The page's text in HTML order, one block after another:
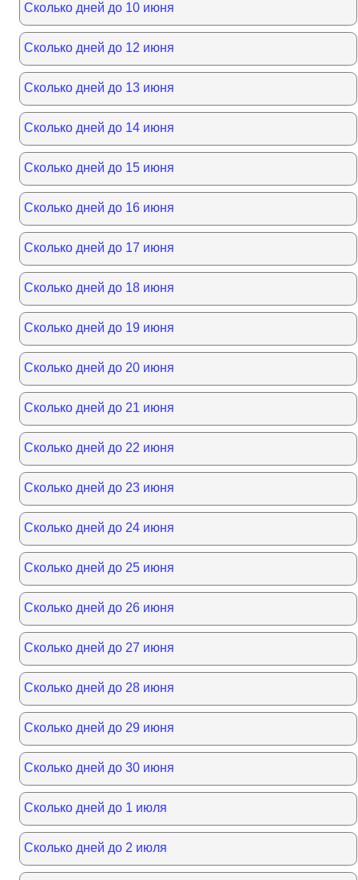
Сколько дней до 10 июня
Сколько дней до 12 июня
Сколько дней до 13 июня
Сколько дней до 14 июня
Сколько дней до 15 июня
Сколько дней до 16 июня
Сколько дней до 17 июня
Сколько дней до 18 июня
Сколько дней до 19 июня
Сколько дней до 20 июня
Сколько дней до 21 июня
Сколько дней до 22 июня
Сколько дней до 23 июня
Сколько дней до 24 июня
Сколько дней до 25 июня
Сколько дней до 26 июня
Сколько дней до 27 июня
Сколько дней до 28 июня
Сколько дней до 29 июня
Сколько дней до 30 июня
Сколько дней до 1 июля
Сколько дней до 2 июля